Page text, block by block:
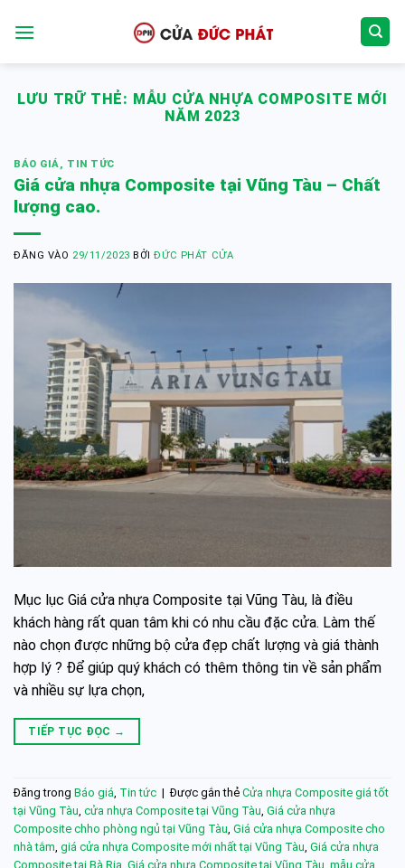
qua
LƯU TRỮ THẺ: MẪU CỬA NHỰA COMPOSITE MỚI
NĂM 2023
BÁO GIÁ, TIN TỨC
Giá cửa nhựa Composite tại Vũng Tàu – Chất
lượng cao.
ĐĂNG VÀO 29/11/2023 BỞIĐỨC PHÁT CỬA
Mục lục Giá cửa nhựa Composite tại Vũng Tàu, là điều
khách hàng rất quan tâm khi có nhu cầu đặc cửa. Làm thế
nào chọn được những bộ cửa đẹp chất lượng và giá thành
hợp lý ? Để giúp quý khách có thêm thông tin về sản phẩm
và nhiều sự lựa chọn,
TIẾP TỤC ĐỌC →
Đăng trong Báo giá Tin tức | Được gắn thẻ Cửa nhựa Composite giá tốt
tại Vũng Tàu cửa nhựa Composite tại Vũng Tàu Giá cửa nhựa
Composite chho phòng ngủ tại Vũng Tàu Giá cửa nhựa Composite cho
nhà tắm giá cửa nhựa Composite mới nhất tại Vũng Tàu Giá cửa nhựa
Composite tại Bà Rịa Giá cửa nhựa Composite tại Vũng Tàu mẫu cửa